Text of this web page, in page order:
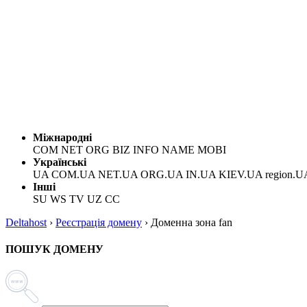
Міжнародні
COM NET ORG BIZ INFO NAME MOBI
Українські
UA COM.UA NET.UA ORG.UA IN.UA KIEV.UA
Інші
SU WS TV UZ CC
Deltahost › Реєстрація домену › Доменна зона fan
ПОШУК ДОМЕНУ